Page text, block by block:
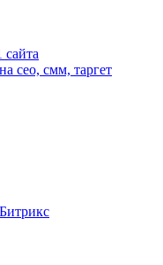
сайта
сео, смм, таргет